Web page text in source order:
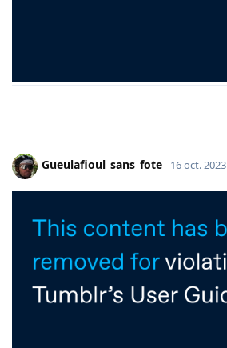
Gueulafioul_sans_fote 16 oct. 2023